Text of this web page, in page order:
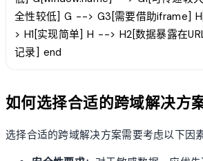
全性较低] G --> G3[需要借助iframe]
> H1[实现简单] H --> H2[数据暴露在
记录] end
如何选择合适的跨域解决方
选择合适的跨域解决方案需要考虑以下因素